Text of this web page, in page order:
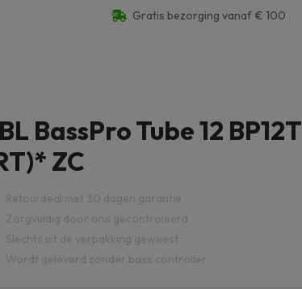
Gratis bezorging vanaf € 100
BassPro Tube 12 BP12T
ZC